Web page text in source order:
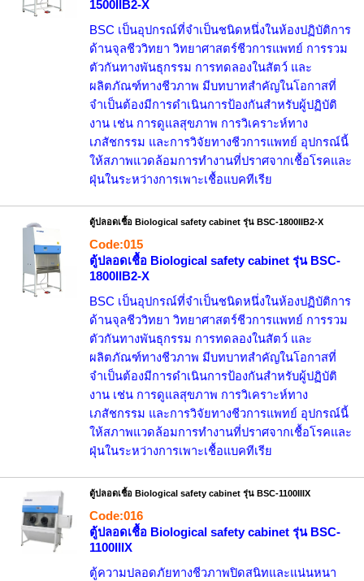
1500IIB2-X
BSC เป็นอุปกรณ์ที่จำเป็นชนิดหนึ่งในห้องปฏิบัติการ
ด้านจุลชีววิทยา วิทยาศาสตร์ชีวการแพทย์ การรวม
ตัวกันทางพันธุกรรม การทดลองในสัตว์ และ
ผลิตภัณฑ์ทางชีวภาพ มีบทบาทสำคัญในโอกาสที่
จำเป็นต้องมีการดำเนินการป้องกันสำหรับผู้ปฏิบัติ
งาน เช่น การดูแลสุขภาพ การวิเคราะห์ทาง
เภสัชกรรม และการวิจัยทางชีวการแพทย์ อุปกรณ์นี้
ให้สภาพแวดล้อมการทำงานที่ปราศจากเชื้อโรคและ
ฝุ่นในระหว่างการเพาะเชื้อแบคทีเรีย
ตู้ปลอดเชื้อ Biological safety cabinet รุ่น BSC-1800IIB2-X
Code:015
ตู้ปลอดเชื้อ Biological safety cabinet รุ่น BSC-
1800IIB2-X
BSC เป็นอุปกรณ์ที่จำเป็นชนิดหนึ่งในห้องปฏิบัติการ
ด้านจุลชีววิทยา วิทยาศาสตร์ชีวการแพทย์ การรวม
ตัวกันทางพันธุกรรม การทดลองในสัตว์ และ
ผลิตภัณฑ์ทางชีวภาพ มีบทบาทสำคัญในโอกาสที่
จำเป็นต้องมีการดำเนินการป้องกันสำหรับผู้ปฏิบัติ
งาน เช่น การดูแลสุขภาพ การวิเคราะห์ทาง
เภสัชกรรม และการวิจัยทางชีวการแพทย์ อุปกรณ์นี้
ให้สภาพแวดล้อมการทำงานที่ปราศจากเชื้อโรคและ
ฝุ่นในระหว่างการเพาะเชื้อแบคทีเรีย
ตู้ปลอดเชื้อ Biological safety cabinet รุ่น BSC-1100IIIX
Code:016
ตู้ปลอดเชื้อ Biological safety cabinet รุ่น BSC-
1100IIIX
ตู้ความปลอดภัยทางชีวภาพปิดสนิทและแน่นหนา